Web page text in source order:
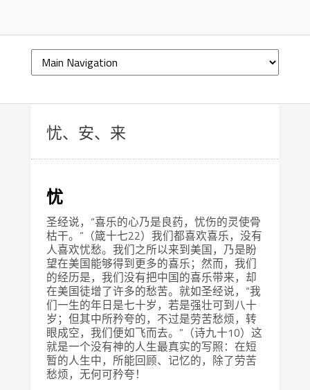
忧、安、来
忧
圣经说，“喜乐的心乃是良药，忧伤的灵使骨
枯干。”（箴十七22）我们都喜欢喜乐，没有
人喜欢忧愁。我们之所以来到美国，乃是盼
望在美国能够得到更多的喜乐；然而，我们
的经历是，我们没有把中国的喜乐带来，却
在美国徒增了许多的愁苦。就如圣经说，“我
们一生的年日是七十岁，若是强壮可到八十
岁；但其中所矜夸的，不过是劳苦愁烦，转
眼成空，我们便如飞而去。”（诗九十10）这
就是一个没有神的人生最真实的写照：在短
暂的人生中，所能回顾、记忆的，除了劳苦
愁烦，无何可矜夸！